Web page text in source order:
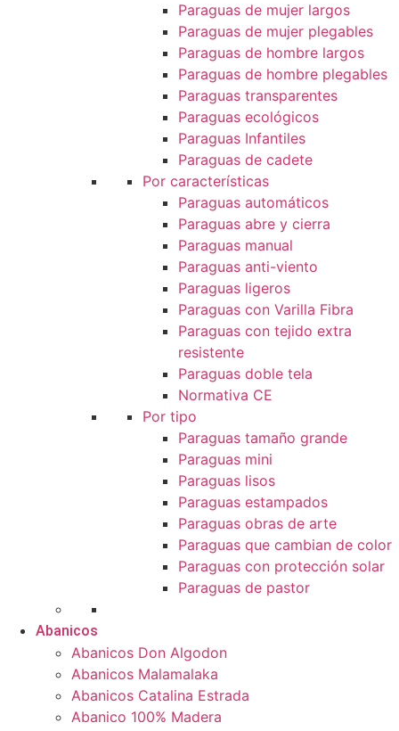
Paraguas de mujer largos
Paraguas de mujer plegables
Paraguas de hombre largos
Paraguas de hombre plegables
Paraguas transparentes
Paraguas ecológicos
Paraguas Infantiles
Paraguas de cadete
Por características
Paraguas automáticos
Paraguas abre y cierra
Paraguas manual
Paraguas anti-viento
Paraguas ligeros
Paraguas con Varilla Fibra
Paraguas con tejido extra
resistente
Paraguas doble tela
Normativa CE
Por tipo
Paraguas tamaño grande
Paraguas mini
Paraguas lisos
Paraguas estampados
Paraguas obras de arte
Paraguas que cambian de color
Paraguas con protección solar
Paraguas de pastor
Abanicos
Abanicos Don Algodon
Abanicos Malamalaka
Abanicos Catalina Estrada
Abanico 100% Madera